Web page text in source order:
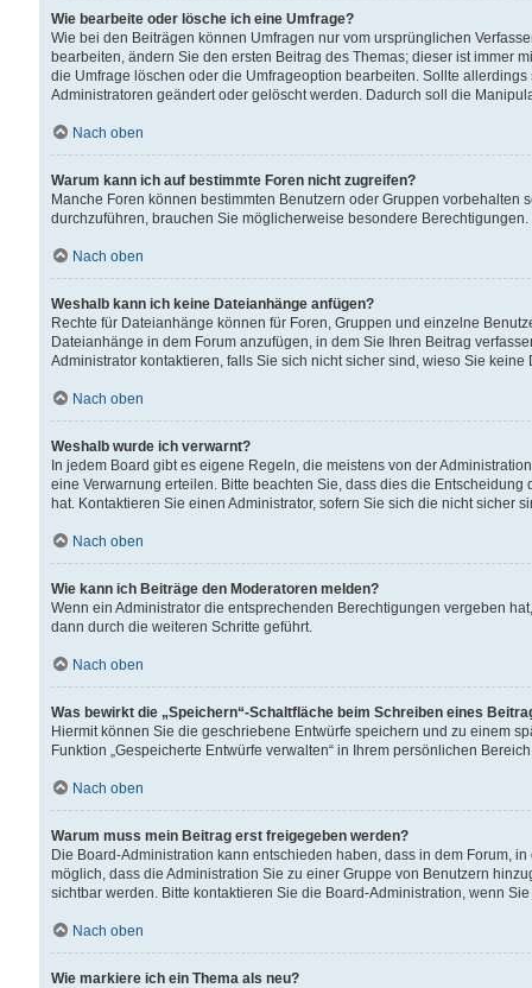
Wie bearbeite oder lösche ich eine Umfrage?
Wie bei den Beiträgen können Umfragen nur vom ursprünglichen
bearbeiten, ändern Sie den ersten Beitrag des Themas; dieser ist immer
die Umfrage löschen oder die Umfrageoption bearbeiten. Sollte
Administratoren geändert oder gelöscht werden. Dadurch soll die
Nach oben
Warum kann ich auf bestimmte Foren nicht zugreifen?
Manche Foren können bestimmten Benutzern oder Gruppen
durchzuführen, brauchen Sie möglicherweise besondere
Nach oben
Weshalb kann ich keine Dateianhänge anfügen?
Rechte für Dateianhänge können für Foren, Gruppen und einzelne
Dateianhänge in dem Forum anzufügen, in dem Sie Ihren Beitrag
Administrator kontaktieren, falls Sie sich nicht sicher sind, wieso Sie
Nach oben
Weshalb wurde ich verwarnt?
In jedem Board gibt es eigene Regeln, die meistens von der
eine Verwarnung erteilen. Bitte beachten Sie, dass dies die
hat. Kontaktieren Sie einen Administrator, sofern Sie sich die nicht sicher
Nach oben
Wie kann ich Beiträge den Moderatoren melden?
Wenn ein Administrator die entsprechenden Berechtigungen vergeben
dann durch die weiteren Schritte geführt.
Nach oben
Was bewirkt die „Speichern“-Schaltfläche beim Schreiben eines
Hiermit können Sie die geschriebene Entwürfe speichern und zu einem
Funktion „Gespeicherte Entwürfe verwalten“ in Ihrem persönlichen
Nach oben
Warum muss mein Beitrag erst freigegeben werden?
Die Board-Administration kann entschieden haben, dass in dem Forum,
möglich, dass die Administration Sie zu einer Gruppe von Benutzern
sichtbar werden. Bitte kontaktieren Sie die Board-Administration, wenn
Nach oben
Wie markiere ich ein Thema als neu?